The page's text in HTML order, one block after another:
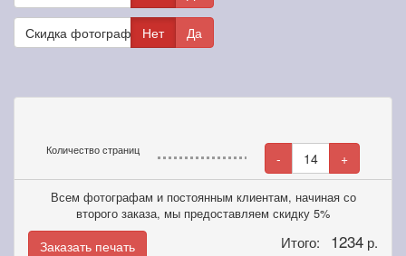
Скидка фотографамНет Да
Количество страниц - 14 +
Всем фотографам и постоянным клиентам, начиная со
второго заказа, мы предоставляем скидку 5%
Заказать печать Итого: 1234 р.